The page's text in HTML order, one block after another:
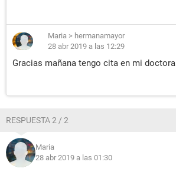
Maria > hermanamayor
28 abr 2019 a las 12:29
Gracias mañana tengo cita en mi doctora
RESPUESTA 2 / 2
Maria
28 abr 2019 a las 01:30